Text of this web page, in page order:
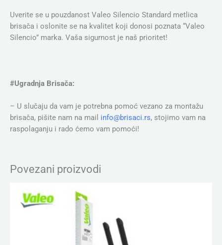
Uverite se u pouzdanost Valeo Silencio Standard metlica
brisača i oslonite se na kvalitet koji donosi poznata “Valeo
Silencio” marka. Vaša sigurnost je naš prioritet!
#Ugradnja Brisača:
– U slučaju da vam je potrebna pomoć vezano za montažu
brisača, pišite nam na mail info@brisaci.rs, stojimo vam na
raspolaganju i rado ćemo vam pomoći!
Povezani proizvodi